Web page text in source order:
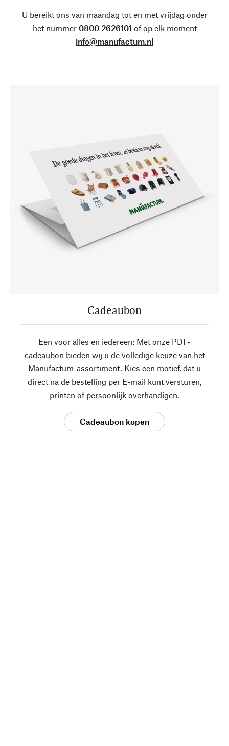
U bereikt ons van maandag tot en met vrijdag onder
het nummer 0800 2626101 of op elk moment
info@manufactum.nl
Cadeaubon
Een voor alles en iedereen: Met onze PDF-
cadeaubon bieden wij u de volledige keuze van het
Manufactum-assortiment. Kies een motief, dat u
direct na de bestelling per E-mail kunt versturen,
printen of persoonlijk overhandigen.
Cadeaubon kopen